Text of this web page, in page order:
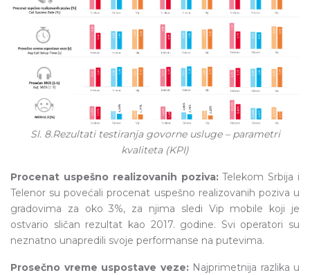
Sl. 8.Rezultati testiranja govorne usluge – parametri
kvaliteta (KPI)
Procenat uspešno realizovanih poziva:Telekom Srbija i
Telenor su povećali procenat uspešno realizovanih poziva u
gradovima za oko 3%, za njima sledi Vip mobile koji je
ostvario sličan rezultat kao 2017. godine. Svi operatori su
neznatno unapredili svoje performanse na putevima.
Prosečno vreme uspostave veze:Najprimetnija razlika u